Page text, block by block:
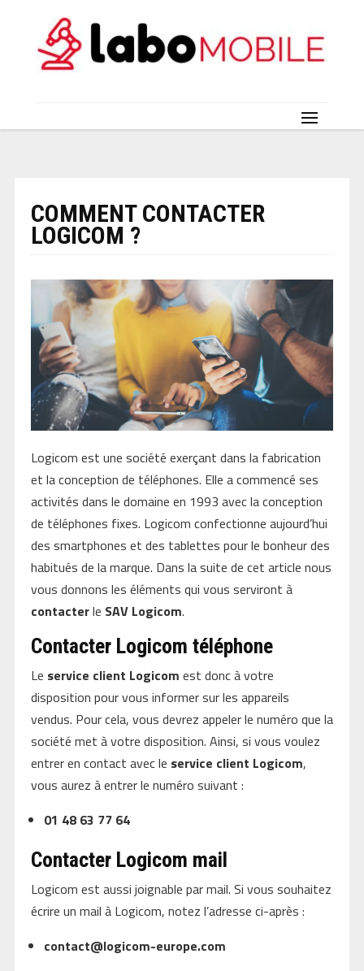
COMMENT CONTACTER
LOGICOM ?
Logicom est une société exerçant dans la fabrication
et la conception de téléphones. Elle a commencé ses
activités dans le domaine en 1993 avec la conception
de téléphones fixes. Logicom confectionne aujourd’hui
des smartphones et des tablettes pour le bonheur des
habitués de la marque. Dans la suite de cet article nous
vous donnons les éléments qui vous serviront à
contacterle SAV Logicom.
Contacter Logicom téléphone
Le service client Logicom est donc à votre
disposition pour vous informer sur les appareils
vendus. Pour cela, vous devrez appeler le numéro que la
société met à votre disposition. Ainsi, si vous voulez
entrer en contact avec le service client Logicom,
vous aurez à entrer le numéro suivant :
01 48 63 77 64
Contacter Logicom mail
Logicom est aussi joignable par mail. Si vous souhaitez
écrire un mail à Logicom, notez l’adresse ci-après :
contact@logicom-europe.com